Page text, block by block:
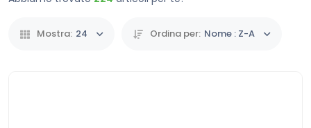
Mostra: 24 Ordina per: Nome : Z-A